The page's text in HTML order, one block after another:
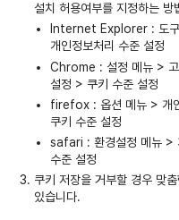
설치 허용여부를 지정하는 방
Internet Explorer : 도구
개인정보처리 수준 설정
Chrome : 설정 메뉴 > 고
설정 > 쿠키 수준 설정
firefox : 옵션 메뉴 > 개
쿠키 수준 설정
safari : 환경설정 메뉴 >
수준 설정
쿠키 저장을 거부할 경우 맞
있습니다.